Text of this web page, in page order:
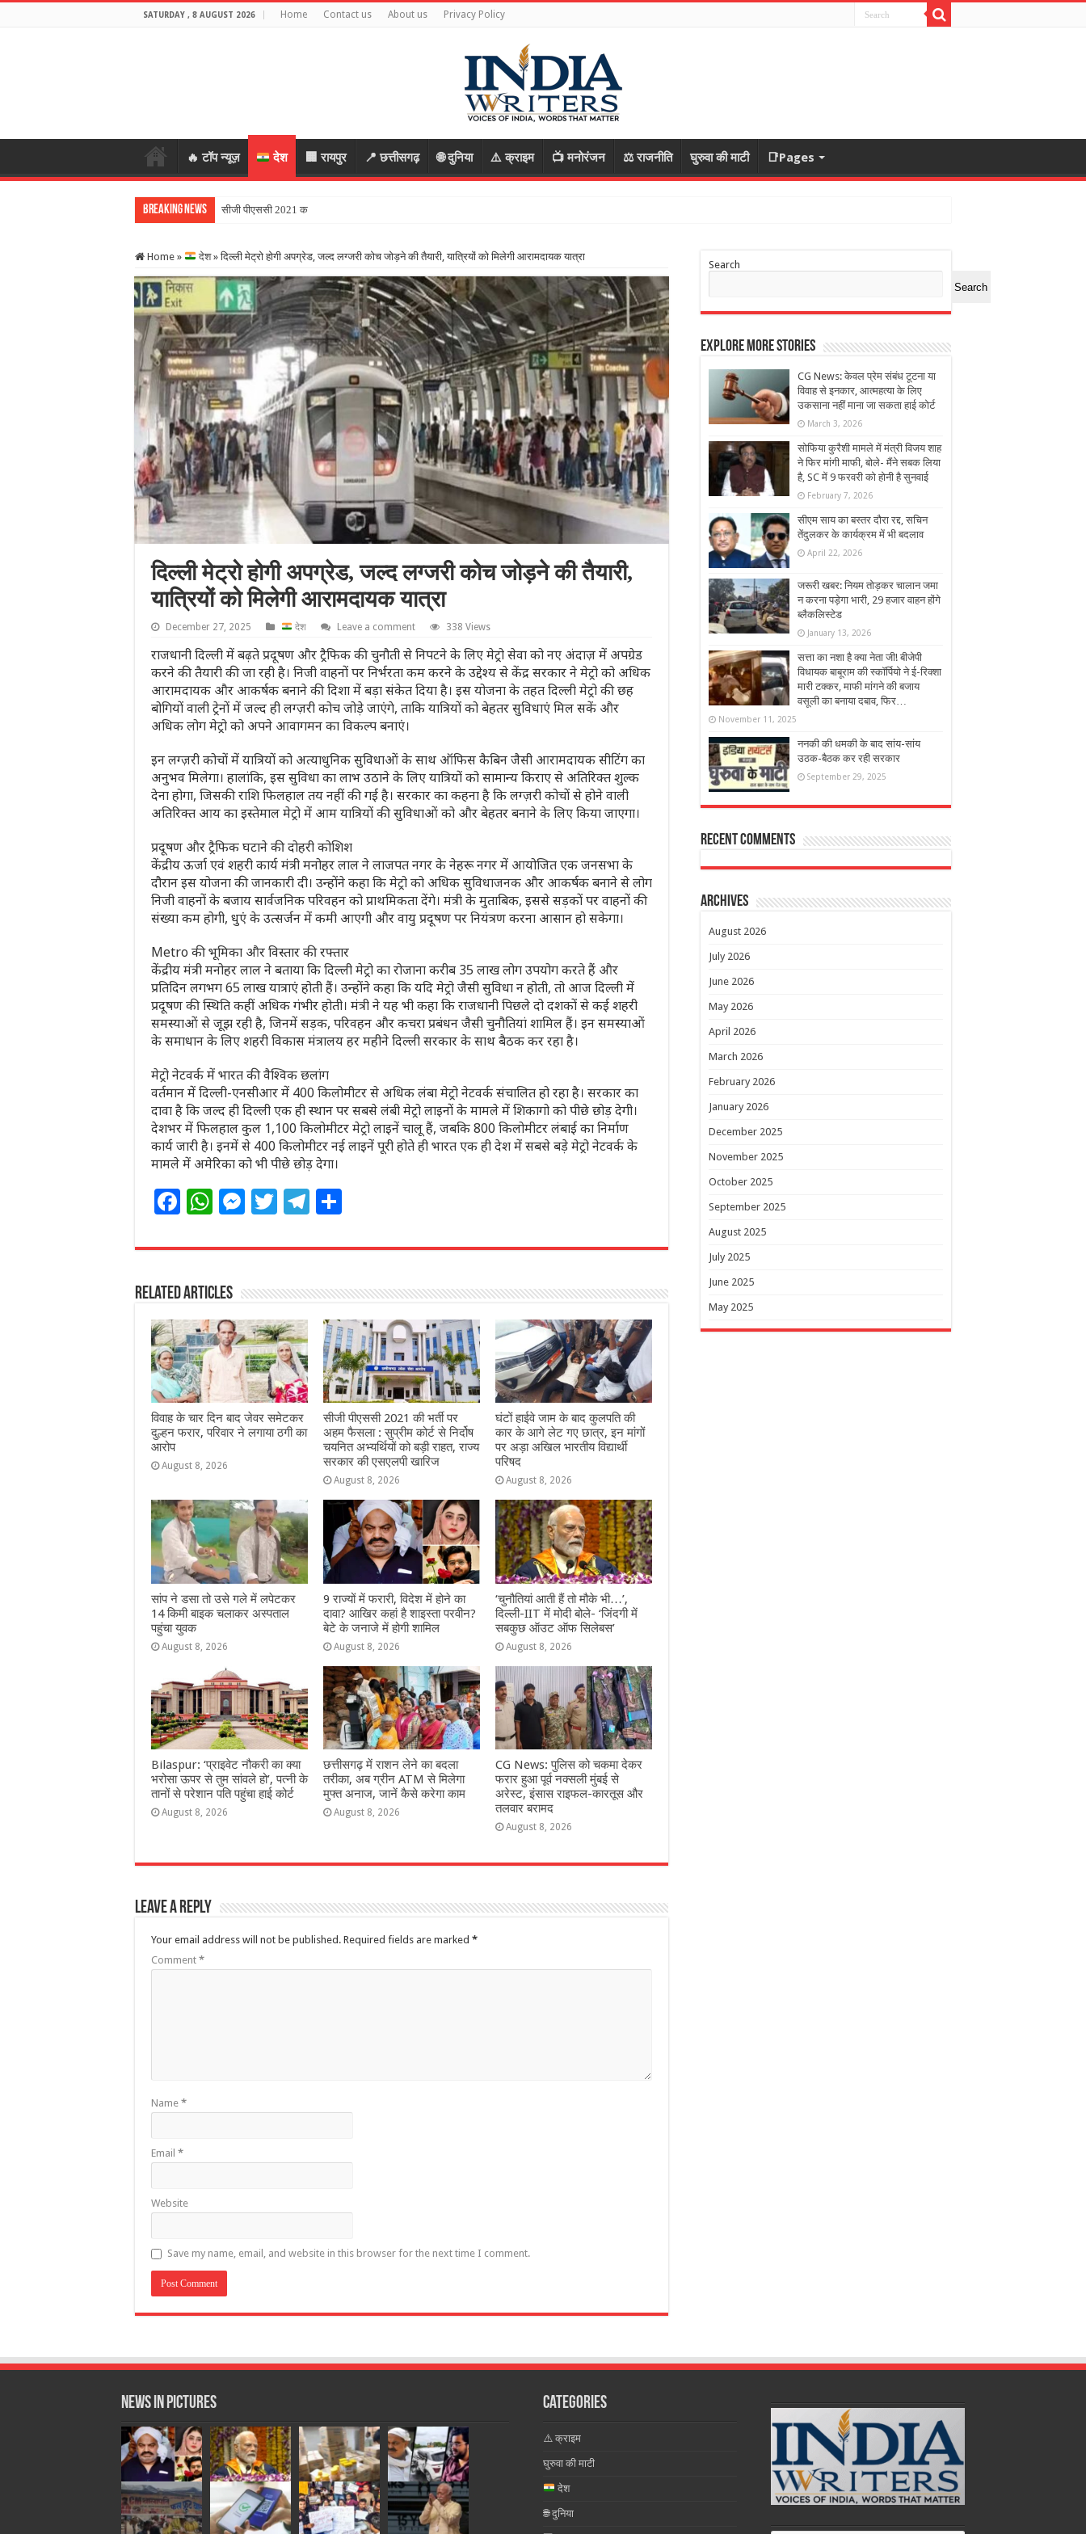
SATURDAY , 8 AUGUST 2026 Home Contact us About us Privacy Policy
🔥 टॉप न्यूज़ देश 🏢 रायपुर 📍 छत्तीसगढ़ 🌐 दुनिया ⚠️ क्राइम 📺 मनोरंजन ⚖️ राजनीति घुरुवा की माटी 📑Pages
Breaking News सीजी पीएससी 2021 की भर्ती पर अहम फैसला : सु
Home » देश » दिल्ली मेट्रो होगी अपग्रेड, जल्द लग्जरी कोच जोड़ने की तैयारी, यात्रियों को मिलेगी आरामदायक यात्रा
दिल्ली मेट्रो होगी अपग्रेड, जल्द लग्जरी कोच जोड़ने की तैयारी,
यात्रियों को मिलेगी आरामदायक यात्रा
December 27, 2025 देश Leave a comment 338 Views
राजधानी दिल्ली में बढ़ते प्रदूषण और ट्रैफिक की चुनौती से निपटने के लिए मेट्रो सेवा को नए अंदाज़ में अपग्रेड
करने की तैयारी की जा रही है। निजी वाहनों पर निर्भरता कम करने के उद्देश्य से केंद्र सरकार ने मेट्रो को अधिक
आरामदायक और आकर्षक बनाने की दिशा में बड़ा संकेत दिया है। इस योजना के तहत दिल्ली मेट्रो की छह
बोगियों वाली ट्रेनों में जल्द ही लग्ज़री कोच जोड़े जाएंगे, ताकि यात्रियों को बेहतर सुविधाएं मिल सकें और
अधिक लोग मेट्रो को अपने आवागमन का विकल्प बनाएं।
इन लग्ज़री कोचों में यात्रियों को अत्याधुनिक सुविधाओं के साथ ऑफिस कैबिन जैसी आरामदायक सीटिंग का
अनुभव मिलेगा। हालांकि, इस सुविधा का लाभ उठाने के लिए यात्रियों को सामान्य किराए से अतिरिक्त शुल्क
देना होगा, जिसकी राशि फिलहाल तय नहीं की गई है। सरकार का कहना है कि लग्ज़री कोचों से होने वाली
अतिरिक्त आय का इस्तेमाल मेट्रो में आम यात्रियों की सुविधाओं को और बेहतर बनाने के लिए किया जाएगा।
प्रदूषण और ट्रैफिक घटाने की दोहरी कोशिश
केंद्रीय ऊर्जा एवं शहरी कार्य मंत्री मनोहर लाल ने लाजपत नगर के नेहरू नगर में आयोजित एक जनसभा के
दौरान इस योजना की जानकारी दी। उन्होंने कहा कि मेट्रो को अधिक सुविधाजनक और आकर्षक बनाने से लोग
निजी वाहनों के बजाय सार्वजनिक परिवहन को प्राथमिकता देंगे। मंत्री के मुताबिक, इससे सड़कों पर वाहनों की
संख्या कम होगी, धुएं के उत्सर्जन में कमी आएगी और वायु प्रदूषण पर नियंत्रण करना आसान हो सकेगा।
Metro की भूमिका और विस्तार की रफ्तार
केंद्रीय मंत्री मनोहर लाल ने बताया कि दिल्ली मेट्रो का रोजाना करीब 35 लाख लोग उपयोग करते हैं और
प्रतिदिन लगभग 65 लाख यात्राएं होती हैं। उन्होंने कहा कि यदि मेट्रो जैसी सुविधा न होती, तो आज दिल्ली में
प्रदूषण की स्थिति कहीं अधिक गंभीर होती। मंत्री ने यह भी कहा कि राजधानी पिछले दो दशकों से कई शहरी
समस्याओं से जूझ रही है, जिनमें सड़क, परिवहन और कचरा प्रबंधन जैसी चुनौतियां शामिल हैं। इन समस्याओं
के समाधान के लिए शहरी विकास मंत्रालय हर महीने दिल्ली सरकार के साथ बैठक कर रहा है।
मेट्रो नेटवर्क में भारत की वैश्विक छलांग
वर्तमान में दिल्ली-एनसीआर में 400 किलोमीटर से अधिक लंबा मेट्रो नेटवर्क संचालित हो रहा है। सरकार का
दावा है कि जल्द ही दिल्ली एक ही स्थान पर सबसे लंबी मेट्रो लाइनों के मामले में शिकागो को पीछे छोड़ देगी।
देशभर में फिलहाल कुल 1,100 किलोमीटर मेट्रो लाइनें चालू हैं, जबकि 800 किलोमीटर लंबाई का निर्माण
कार्य जारी है। इनमें से 400 किलोमीटर नई लाइनें पूरी होते ही भारत एक ही देश में सबसे बड़े मेट्रो नेटवर्क के
मामले में अमेरिका को भी पीछे छोड़ देगा।
F
c
e
b
o
o
k
W
at
s
A
p
p
M
ss
n
g
e
r
T
itt
r
T
e
ra
m
ar
Related Articles
विवाह के चार दिन बाद जेवर समेटकर
दुल्हन फरार, परिवार ने लगाया ठगी का
आरोप
August 8, 2026
सीजी पीएससी 2021 की भर्ती पर
अहम फैसला : सुप्रीम कोर्ट से निर्दोष
चयनित अभ्यर्थियों को बड़ी राहत, राज्य
सरकार की एसएलपी खारिज
August 8, 2026
घंटों हाईवे जाम के बाद कुलपति की
कार के आगे लेट गए छात्र, इन मांगों
पर अड़ा अखिल भारतीय विद्यार्थी
परिषद
August 8, 2026
सांप ने डसा तो उसे गले में लपेटकर
14 किमी बाइक चलाकर अस्पताल
पहुंचा युवक
August 8, 2026
9 राज्‍यों में फरारी, व‍िदेश में होने का
दावा? आख‍िर कहां है शाइस्‍ता परवीन?
बेटे के जनाजे में होगी शामिल
August 8, 2026
‘चुनौतियां आती हैं तो मौके भी…’,
दिल्ली-IIT में मोदी बोले- ‘जिंदगी में
सबकुछ ऑउट ऑफ सिलेबस’
August 8, 2026
Bilaspur: ‘प्राइवेट नौकरी का क्या
भरोसा ऊपर से तुम सांवले हो’, पत्नी के
तानों से परेशान पति पहुंचा हाई कोर्ट
August 8, 2026
छत्तीसगढ़ में राशन लेने का बदला
तरीका, अब ग्रीन ATM से मिलेगा
मुफ्त अनाज, जानें कैसे करेगा काम
August 8, 2026
CG News: पुलिस को चकमा देकर
फरार हुआ पूर्व नक्सली मुंबई से
अरेस्ट, इंसास राइफल-कारतूस और
तलवार बरामद
August 8, 2026
Leave a Reply
Your email address will not be published. Required fields are marked *
Comment *
Name *
Email *
Website
Save my name, email, and website in this browser for the next time I comment.
Search
Search
Explore More Stories
CG News: केवल प्रेम संबंध टूटना या
विवाह से इनकार, आत्महत्या के लिए
उकसाना नहीं माना जा सकता हाई कोर्ट
March 3, 2026
सोफिया कुरैशी मामले में मंत्री विजय शाह
ने फिर मांगी माफी, बोले- मैंने सबक लिया
है, SC में 9 फरवरी को होनी है सुनवाई
February 7, 2026
सीएम साय का बस्तर दौरा रद्द, सचिन
तेंदुलकर के कार्यक्रम में भी बदलाव
April 22, 2026
जरूरी खबर: नियम तोड़कर चालान जमा
न करना पड़ेगा भारी, 29 हजार वाहन होंगे
ब्लैकलिस्टेड
January 13, 2026
सत्ता का नशा है क्या नेता जी! बीजेपी
विधायक बाबूराम की स्कॉर्पियो ने ई-रिक्शा
मारी टक्कर, माफी मांगने की बजाय
वसूली का बनाया दबाव, फिर…
November 11, 2025
ननकी की धमकी के बाद सांय-सांय
उठक-बैठक कर रही सरकार
September 29, 2025
Recent Comments
Archives
August 2026
July 2026
June 2026
May 2026
April 2026
March 2026
February 2026
January 2026
December 2025
November 2025
October 2025
September 2025
August 2025
July 2025
June 2025
May 2025
News in Pictures Categories
⚠️ क्राइम
घुरुवा की माटी
देश
🌐 दुनिया